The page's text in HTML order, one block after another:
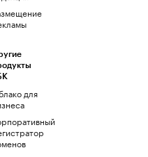
для